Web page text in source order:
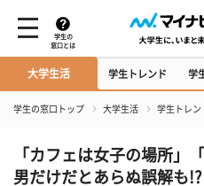
学生の
窓口とは
大学生活 学生トレンド 学
学生の窓口トップ 大学生活 学生トレン
「カフェは女子の場所」
男だけだとあらぬ誤解も